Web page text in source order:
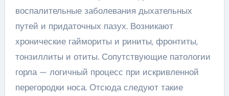
воспалительные заболевания дыхательных
путей и придаточных пазух. Возникают
хронические гаймориты и риниты, фронтиты,
тонзиллиты и отиты. Сопутствующие патологии
горла — логичный процесс при искривленной
перегородки носа. Отсюда следуют такие